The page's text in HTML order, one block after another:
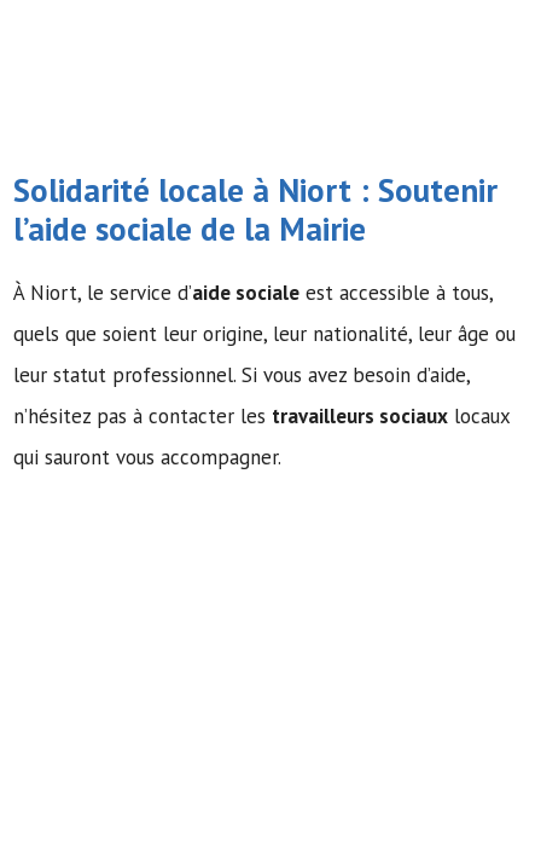
Solidarité locale à Niort : Soutenir
l’aide sociale de la Mairie
À Niort, le service d’aide sociale est accessible à tous,
quels que soient leur origine, leur nationalité, leur âge ou
leur statut professionnel. Si vous avez besoin d’aide,
n’hésitez pas à contacter les travailleurs sociaux locaux
qui sauront vous accompagner.